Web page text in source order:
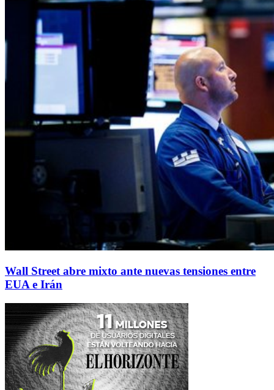
Wall Street abre mixto ante nuevas tensiones entre
EUA e Irán